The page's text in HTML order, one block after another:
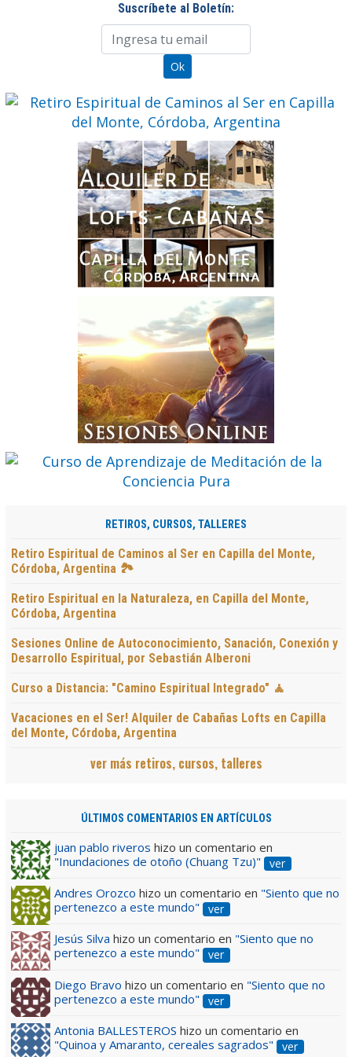
Suscríbete al Boletín:
RETIROS, CURSOS, TALLERES
Retiro Espiritual de Caminos al Ser en Capilla del Monte,
Córdoba, Argentina 🏞️
Retiro Espiritual en la Naturaleza, en Capilla del Monte,
Córdoba, Argentina
Sesiones Online de Autoconocimiento, Sanación, Conexión y
Desarrollo Espiritual, por Sebastián Alberoni
Curso a Distancia: "Camino Espiritual Integrado" 🧘
Vacaciones en el Ser! Alquiler de Cabañas Lofts en Capilla
del Monte, Córdoba, Argentina
ver más retiros, cursos, talleres
ÚLTIMOS COMENTARIOS EN ARTÍCULOS
juan pablo riveros hizo un comentario en
"Inundaciones de otoño (Chuang Tzu)"
ver
Andres Orozco hizo un comentario en "Siento que no
pertenezco a este mundo"
ver
Jesús Silva hizo un comentario en "Siento que no
pertenezco a este mundo"
ver
Diego Bravo hizo un comentario en "Siento que no
pertenezco a este mundo"
ver
Antonia BALLESTEROS hizo un comentario en
"Quinoa y Amaranto, cereales sagrados"
ver